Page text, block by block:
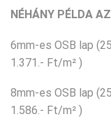
NÉHÁNY PÉLDA
6mm-es OSB lap
1.371.- Ft/m² )
8mm-es OSB lap
1.586.- Ft/m² )